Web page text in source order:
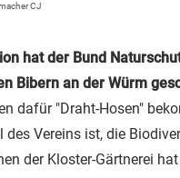
CJ
hat der Bund
Bibern an der Würm
dafür "Draht-Hosen"
des Vereins ist, die
der Kloster-Gärtnerei